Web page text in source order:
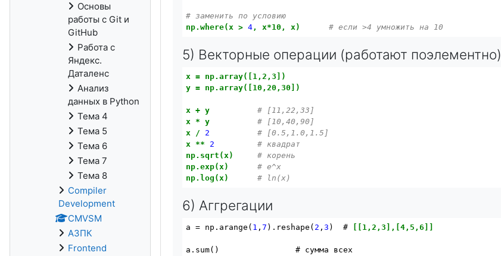
# заменить по условию
np.where(x > 4, x*10, x) # если >4 умножить на 10
5) Векторные операции (работают поэлементно)
x = np.array([1,2,3])
y = np.array([10,20,30])
x + y
# [11,22,33]
x * y
# [10,40,90]
x / 2
# [0.5,1.0,1.5]
x ** 2
# квадрат
np.sqrt(x)
# корень
np.exp(x)
# e^x
np.log(x)
# ln(x)
6) Аггрегации
a = np.arange( 1 ,7 ).reshape( 2 ,3 )  # [[1,2,3],[4,5,6]]
a.sum()                # сумма всех
Основы
работы с Git и
GitHub
Работа с
Яндекс.
Даталенс
Анализ
данных в Python
Тема 4
Тема 5
Тема 6
Тема 7
Тема 8
Compiler
Development
CMVSM
АЗПК
Frontend